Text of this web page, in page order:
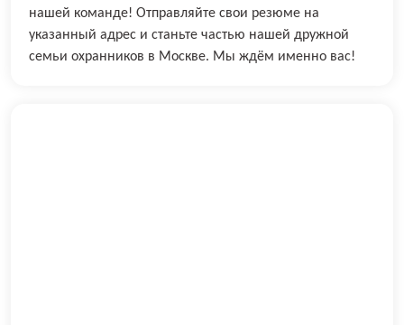
нашей команде! Отправляйте свои резюме на
указанный адрес и станьте частью нашей дружной
семьи охранников в Москве. Мы ждём именно вас!